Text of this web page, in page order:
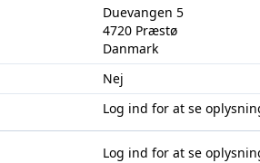
Duevangen 5
4720 Præstø
Danmark
Nej
Log ind for at se
Log ind for at se